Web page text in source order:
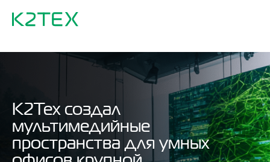
К2Тех создал
мультимедийные
пространства для умных